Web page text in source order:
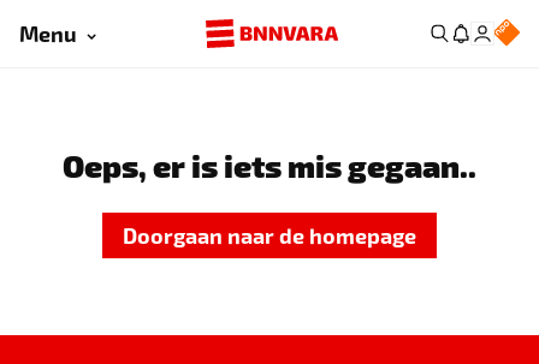
Menu
Oeps, er is iets mis gegaan..
Doorgaan naar de homepage